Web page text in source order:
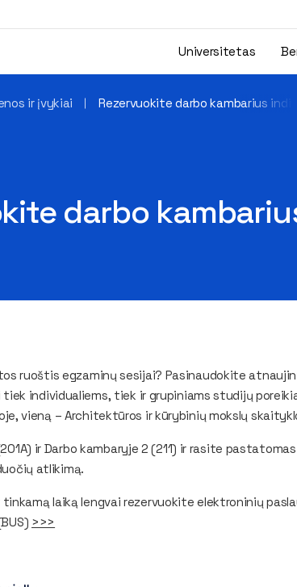
Universitetas
ir įvykiai Rezervuokite darbo kambarius
darbo
ruoštis egzaminų sesijai? Pasinaudokite
individualiems, tiek ir grupiniams studijų
vieną – Architektūros ir kūrybinių mokslų
ir Darbo kambaryje 2 (211) ir rasite
atlikimą.
tinkamą laiką lengvai rezervuokite elektroninių
>>>